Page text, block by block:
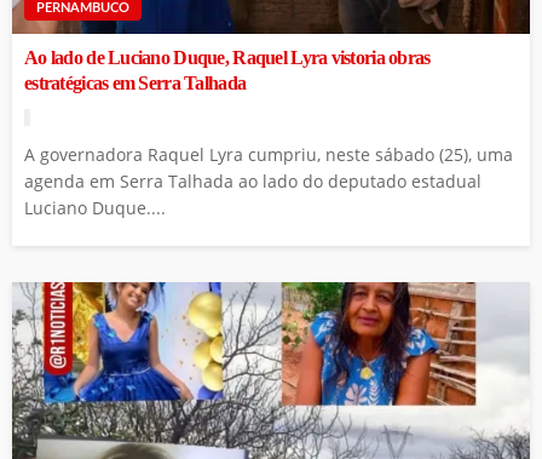
PERNAMBUCO
Ao lado de Luciano Duque, Raquel Lyra vistoria obras
estratégicas em Serra Talhada
A governadora Raquel Lyra cumpriu, neste sábado (25), uma
agenda em Serra Talhada ao lado do deputado estadual
Luciano Duque....